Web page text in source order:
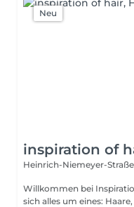
Neu
inspiration of
Heinrich-Niemeyer-
Willkommen bei Inspiration of Hair Bei
sich alles um eines: Haare, die